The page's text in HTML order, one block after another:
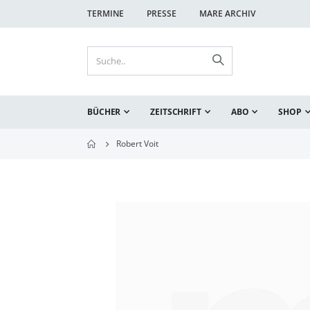
TERMINE PRESSE MARE ARCHIV
BÜCHER ZEITSCHRIFT ABO SHOP
Robert Voit